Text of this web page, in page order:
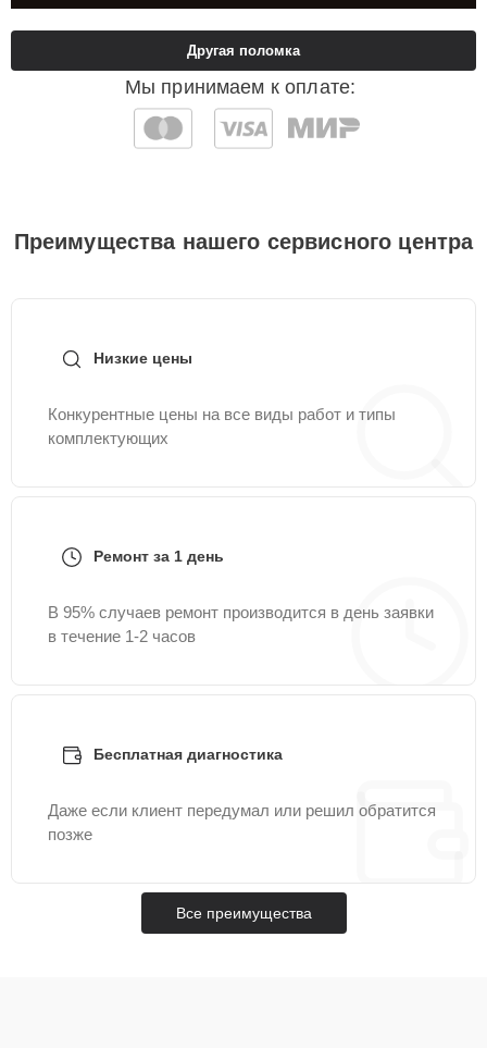
Мы принимаем к оплате:
Другая поломка
Преимущества нашего сервисного центра
Низкие цены
Конкурентные цены на все виды работ и типы
комплектующих
Ремонт за 1 день
В 95% случаев ремонт производится в день заявки
в течение 1-2 часов
Бесплатная диагностика
Даже если клиент передумал или решил обратится
позже
Все преимущества